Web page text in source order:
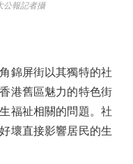
公報記者攝
屏街以其獨特的社
港舊區魅力的特色街
福祉相關的問題。社
壞直接影響居民的生